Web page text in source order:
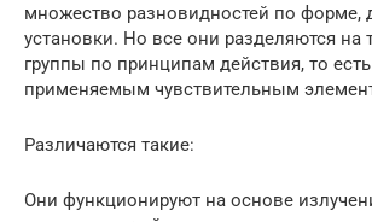
множество разновидностей по форме,
установки. Но все они разделяются на
группы по принципам действия, то
применяемым чувствительным
Различаются такие:
Они функционируют на основе